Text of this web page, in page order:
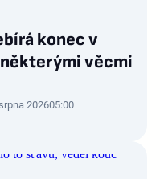
konec v
některými věcmi
202605:00